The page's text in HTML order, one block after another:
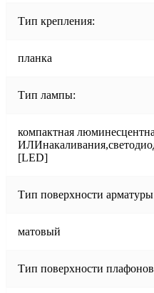
Тип крепления:
планка
Тип лампы:
компактная
[LED]
Тип поверхности
матовый
Тип поверхности